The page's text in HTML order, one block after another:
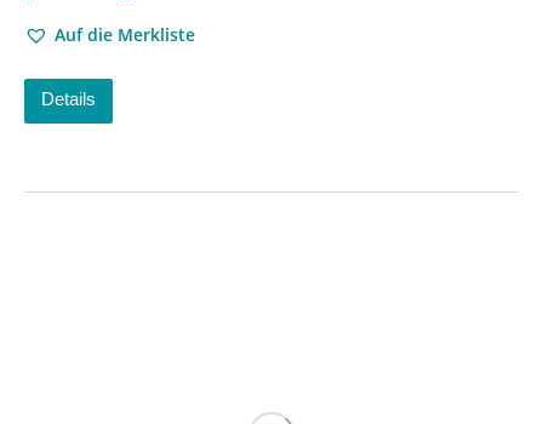
Auf die Merkliste
Details